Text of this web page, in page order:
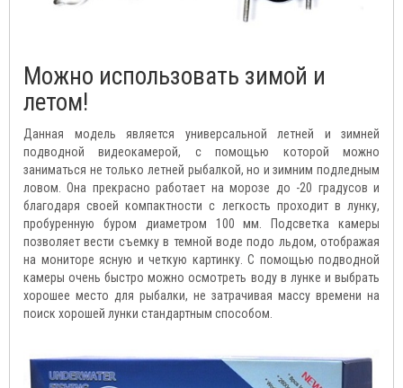
Можно использовать зимой и
летом!
Данная модель является универсальной летней и зимней
подводной видеокамерой, с помощью которой можно
заниматься не только летней рыбалкой, но и зимним подледным
ловом. Она прекрасно работает на морозе до -20 градусов и
благодаря своей компактности с легкость проходит в лунку,
пробуренную буром диаметром 100 мм. Подсветка камеры
позволяет вести съемку в темной воде подо льдом, отображая
на мониторе ясную и четкую картинку. С помощью подводной
камеры очень быстро можно осмотреть воду в лунке и выбрать
хорошее место для рыбалки, не затрачивая массу времени на
поиск хорошей лунки стандартным способом.